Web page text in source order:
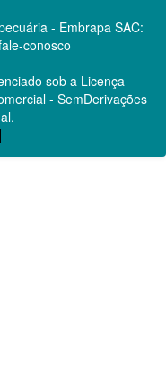
- Embrapa SAC:
conosco
sob a Licença
- SemDerivações